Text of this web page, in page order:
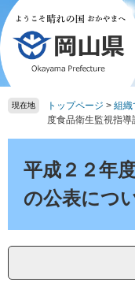
ペ
ー
ジ
の
先
頭
メ
ニ
ュ
ー
を
飛
て
現在地 トップページ > 組織
度食品衛生監視指
平成２２年
の公表につ